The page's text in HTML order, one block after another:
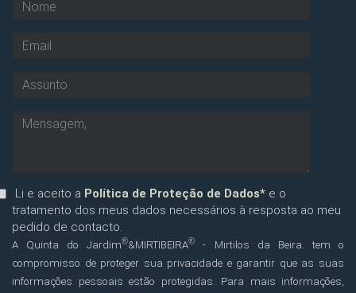
Li e aceito a Política de Proteção de Dados* e o
tratamento dos meus dados necessários à resposta ao meu
pedido de contacto.
A Quinta do Jardim®&MIRTIBEIRA®
- Mirtilos da Beira. tem o
compromisso de proteger sua privacidade e garantir que as suas
informações pessoais estão protegidas. Para mais informações,